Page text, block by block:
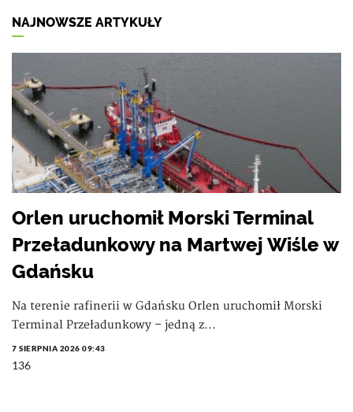
NAJNOWSZE ARTYKUŁY
Orlen uruchomił Morski Terminal
Przeładunkowy na Martwej Wiśle w
Gdańsku
Na terenie rafinerii w Gdańsku Orlen uruchomił Morski
Terminal Przeładunkowy – jedną z...
7 SIERPNIA 2026 09:43
136